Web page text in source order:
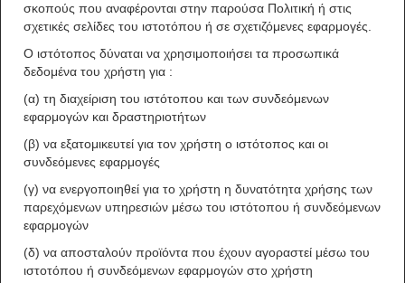
σκοπούς που αναφέρονται στην παρούσα Πολιτική ή στις
σχετικές σελίδες του ιστοτόπου ή σε σχετιζόμενες εφαρμογές.
Ο ιστότοπος δύναται να χρησιμοποιήσει τα προσωπικά
δεδομένα του χρήστη για :
(α) τη διαχείριση του ιστότοπου και των συνδεόμενων
εφαρμογών και δραστηριοτήτων
(β) να εξατομικευτεί για τον χρήστη ο ιστότοπος και οι
συνδεόμενες εφαρμογές
(γ) να ενεργοποιηθεί για το χρήστη η δυνατότητα χρήσης των
παρεχόμενων υπηρεσιών μέσω του ιστότοπου ή συνδεόμενων
εφαρμογών
(δ) να αποσταλούν προϊόντα που έχουν αγοραστεί μέσω του
ιστοτόπου ή συνδεόμενων εφαρμογών στο χρήστη